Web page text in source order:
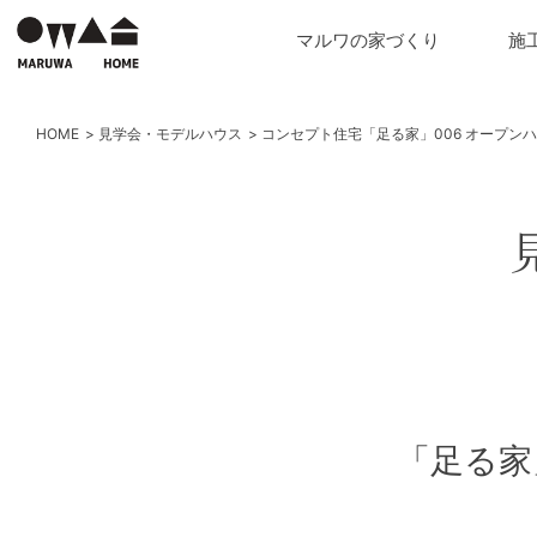
マルワの家づくり 施
HOME 見学会・モデルハウス コンセプト住宅「足る家」006 オープン
「足る